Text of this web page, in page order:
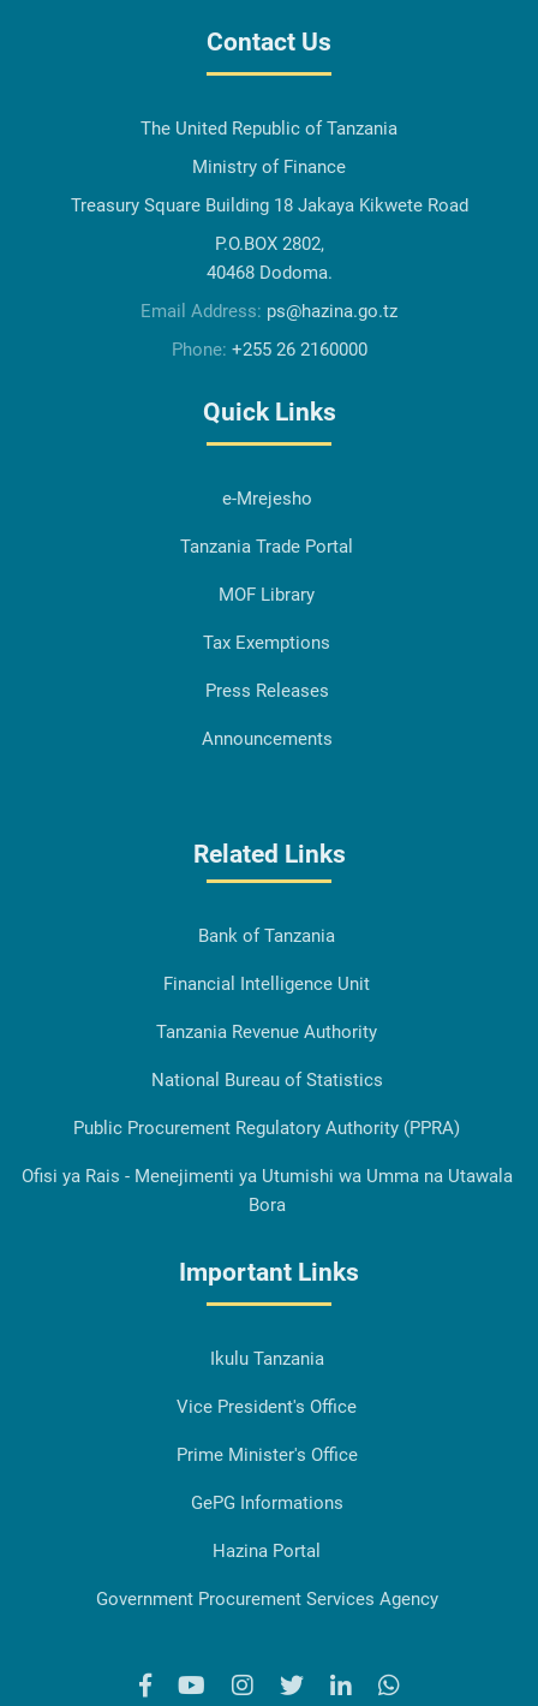
Contact Us
The United Republic of Tanzania
Ministry of Finance
Treasury Square Building 18 Jakaya Kikwete Road
P.O.BOX 2802,
40468 Dodoma.
Email Address: ps@hazina.go.tz
Phone: +255 26 2160000
Quick Links
e-Mrejesho
Tanzania Trade Portal
MOF Library
Tax Exemptions
Press Releases
Announcements
Related Links
Bank of Tanzania
Financial Intelligence Unit
Tanzania Revenue Authority
National Bureau of Statistics
Public Procurement Regulatory Authority (PPRA)
Ofisi ya Rais - Menejimenti ya Utumishi wa Umma na Utawala
Bora
Important Links
Ikulu Tanzania
Vice President's Office
Prime Minister's Office
GePG Informations
Hazina Portal
Government Procurement Services Agency